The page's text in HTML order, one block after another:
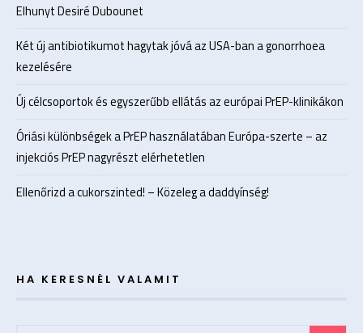
Elhunyt Desiré Dubounet
Két új antibiotikumot hagytak jóvá az USA-ban a gonorrhoea
kezelésére
Új célcsoportok és egyszerűbb ellátás az európai PrEP-klinikákon
Óriási különbségek a PrEP használatában Európa-szerte – az
injekciós PrEP nagyrészt elérhetetlen
Ellenőrizd a cukorszinted! – Közeleg a daddyínség!
HA KERESNÉL VALAMIT